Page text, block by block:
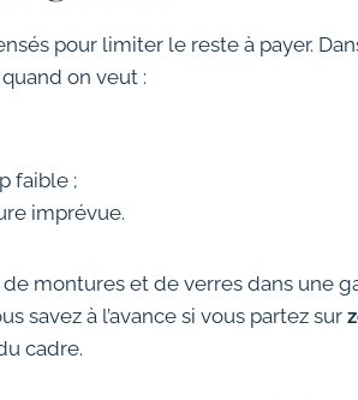
pour limiter le reste à payer.
on veut :
faible ;
imprévue.
montures et de verres dans une
savez à l’avance si vous partez sur
cadre.